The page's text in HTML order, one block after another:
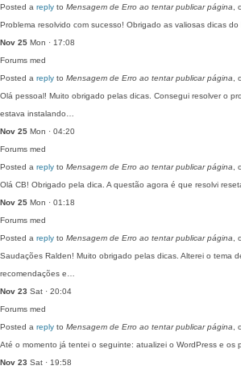
Posted a reply to Mensagem de Erro ao tentar publicar página ,
Problema resolvido com sucesso! Obrigado as valiosas dicas do
Nov 25 Mon · 17:08
Forums med
Posted a reply to Mensagem de Erro ao tentar publicar página ,
Olá pessoal! Muito obrigado pelas dicas. Consegui resolver o
estava instalando…
Nov 25 Mon · 04:20
Forums med
Posted a reply to Mensagem de Erro ao tentar publicar página ,
Olá CB! Obrigado pela dica. A questão agora é que resolvi
Nov 25 Mon · 01:18
Forums med
Posted a reply to Mensagem de Erro ao tentar publicar página ,
Saudações Ralden! Muito obrigado pelas dicas. Alterei o tema
recomendações e…
Nov 23 Sat · 20:04
Forums med
Posted a reply to Mensagem de Erro ao tentar publicar página ,
Até o momento já tentei o seguinte: atualizei o WordPress e os
Nov 23 Sat · 19:58